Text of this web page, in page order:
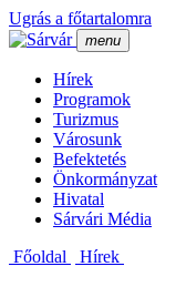
Ugrás a főtartalomra
menu
Hí­rek
Programok
Turizmus
Városunk
Befektetés
Önkormányzat
Hivatal
Sárvári Média
Főoldal
Hí­rek